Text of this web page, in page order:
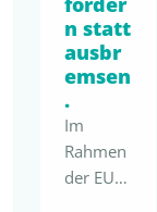
n statt
ausbr
emsen
.
Im
Rahmen
der EU-